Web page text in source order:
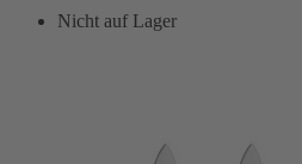
Nicht auf Lager